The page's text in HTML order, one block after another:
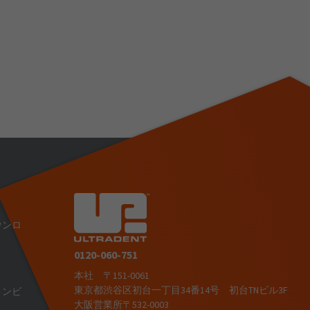
ロ
ンビ
0120-060-751
本社 〒151-0061
東京都渋谷区初台一丁目34番14号 初台TNビル3F
大阪営業所〒532-0003